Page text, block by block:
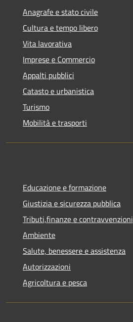
Anagrafe e stato civile
Cultura e tempo libero
Vita lavorativa
Imprese e Commercio
Appalti pubblici
Catasto e urbanistica
Turismo
Mobilità e trasporti
Educazione e formazione
Giustizia e sicurezza pubblica
Tributi,finanze e contravvenzioni
Ambiente
Salute, benessere e assistenza
Autorizzazioni
Agricoltura e pesca